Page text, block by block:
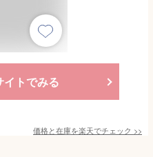
イトでみる
価格と在庫を楽天でチェック >>